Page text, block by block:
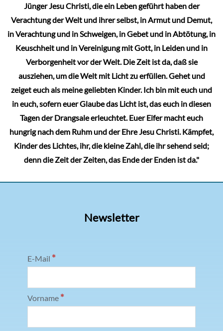
Jünger Jesu Christi, die ein Leben geführt haben der
Verachtung der Welt und ihrer selbst, in Armut und Demut,
in Verachtung und in Schweigen, in Gebet und in Abtötung, in
Keuschheit und in Vereinigung mit Gott, in Leiden und in
Verborgenheit vor der Welt. Die Zeit ist da, daß sie
ausziehen, um die Welt mit Licht zu erfüllen. Gehet und
zeiget euch als meine geliebten Kinder. Ich bin mit euch und
in euch, sofern euer Glaube das Licht ist, das euch in diesen
Tagen der Drangsale erleuchtet. Euer Eifer macht euch
hungrig nach dem Ruhm und der Ehre Jesu Christi. Kämpfet,
Kinder des Lichtes, ihr, die kleine Zahl, die ihr sehend seid;
denn die Zeit der Zeiten, das Ende der Enden ist da."
Newsletter
E-Mail *
Vorname *